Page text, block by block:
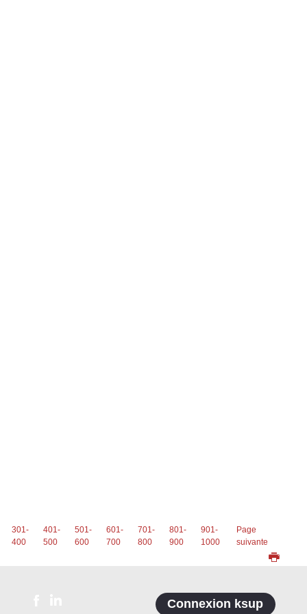
301-
400
401-
500
501-
600
601-
700
701-
800
801-
900
901-
1000
Page
suivante
Connexion ksup